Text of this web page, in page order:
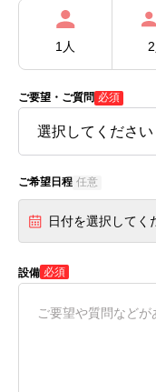
1人
ご要望・ご質問 必須
ご希望日程 任意
日付を選択してく
設備 必須